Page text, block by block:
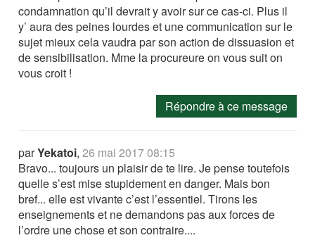
condamnation qu’il devrait y avoir sur ce cas-ci. Plus il
y’ aura des peines lourdes et une communication sur le
sujet mieux cela vaudra par son action de dissuasion et
de sensibilisation. Mme la procureure on vous suit on
vous croit !
Répondre à ce message
parYekatoi,26 mai 2017 08:15
Bravo... toujours un plaisir de te lire. Je pense toutefois
quelle s’est mise stupidement en danger. Mais bon
bref... elle est vivante c’est l’essentiel. Tirons les
enseignements et ne demandons pas aux forces de
l’ordre une chose et son contraire....